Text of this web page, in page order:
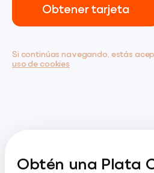
Obtener tarjeta
Si continúas navegando, estás
uso de cookies
Obtén una Plata